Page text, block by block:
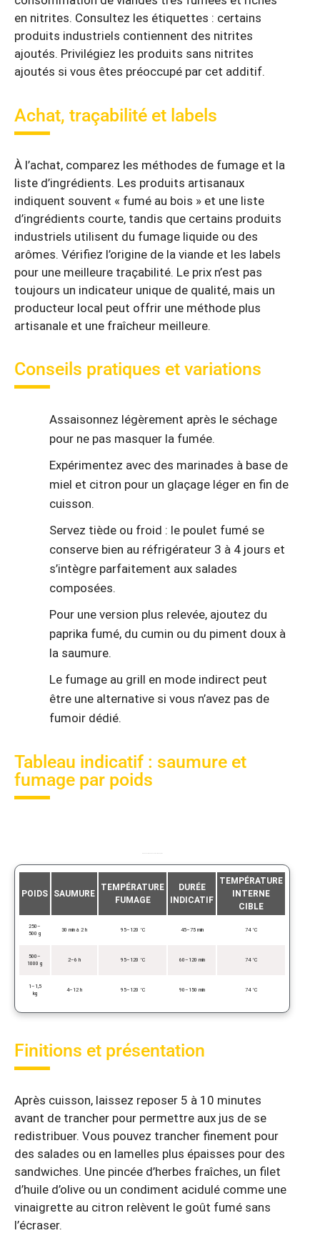
en nitrites. Consultez les étiquettes : certains
produits industriels contiennent des nitrites
ajoutés. Privilégiez les produits sans nitrites
ajoutés si vous êtes préoccupé par cet additif.
Achat, traçabilité et labels
À l’achat, comparez les méthodes de fumage et la
liste d’ingrédients. Les produits artisanaux
indiquent souvent « fumé au bois » et une liste
d’ingrédients courte, tandis que certains produits
industriels utilisent du fumage liquide ou des
arômes. Vérifiez l’origine de la viande et les labels
pour une meilleure traçabilité. Le prix n’est pas
toujours un indicateur unique de qualité, mais un
producteur local peut offrir une méthode plus
artisanale et une fraîcheur meilleure.
Conseils pratiques et variations
Assaisonnez légèrement après le séchage
pour ne pas masquer la fumée.
Expérimentez avec des marinades à base de
miel et citron pour un glaçage léger en fin de
cuisson.
Servez tiède ou froid : le poulet fumé se
conserve bien au réfrigérateur 3 à 4 jours et
s’intègre parfaitement aux salades
composées.
Pour une version plus relevée, ajoutez du
paprika fumé, du cumin ou du piment doux à
la saumure.
Le fumage au grill en mode indirect peut
être une alternative si vous n’avez pas de
fumoir dédié.
Tableau indicatif : saumure et
fumage par poids
POIDS SAUMURE
TEMPÉRATURE
FUMAGE
DURÉE
INDICATIF
TEMPÉRATURE
INTERNE
CIBLE
250–
500 g
30 min à 2 h 95–120 °C 45–75 min 74 °C
500–
1000 g
2–6 h 95–120 °C 60–120 min 74 °C
1–1,5
kg
4–12 h 95–120 °C 90–150 min 74 °C
Finitions et présentation
Après cuisson, laissez reposer 5 à 10 minutes
avant de trancher pour permettre aux jus de se
redistribuer. Vous pouvez trancher finement pour
des salades ou en lamelles plus épaisses pour des
sandwiches. Une pincée d’herbes fraîches, un filet
d’huile d’olive ou un condiment acidulé comme une
vinaigrette au citron relèvent le goût fumé sans
l’écraser.